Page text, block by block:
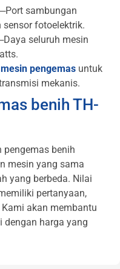
sambungan
fotoelektrik.
seluruh mesin
mesin pengemas untuk
mekanis.
benih TH-
pengemas benih
mesin yang sama
yang berbeda. Nilai
pertanyaan,
Kami akan membantu
dengan harga yang